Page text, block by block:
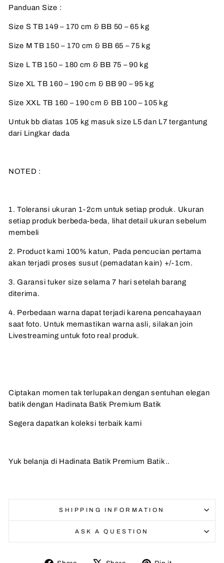
Panduan Size :
Size S TB 149 – 170 cm & BB 50 – 65 kg
Size M TB 150 – 170 cm & BB 65 – 75 kg
Size L TB 150 – 180 cm & BB 75 – 90 kg
Size XL TB 160 – 190 cm & BB 90 – 95 kg
Size XXL TB 160 – 190 cm & BB 100 – 105 kg
Untuk bb diatas 105 kg masuk size L5 dan L7 tergantung
dari Lingkar dada
NOTED :
1. Toleransi ukuran 1-2cm untuk setiap produk. Ukuran
setiap produk berbeda-beda, lihat detail ukuran sebelum
membeli
2. Product kami 100% katun, Pada pencucian pertama
akan terjadi proses susut (pemadatan kain) +/-1cm.
3. Garansi tuker size selama 7 hari setelah barang
diterima.
4. Perbedaan warna dapat terjadi karena pencahayaan
saat foto. Untuk memastikan warna asli, silakan join
Livestreaming untuk foto real produk.
Ciptakan momen tak terlupakan dengan sentuhan elegan
batik dengan Hadinata Batik Premium Batik
Segera dapatkan koleksi terbaik kami
Yuk belanja di Hadinata Batik Premium Batik..
SHIPPING INFORMATION
ASK A QUESTION